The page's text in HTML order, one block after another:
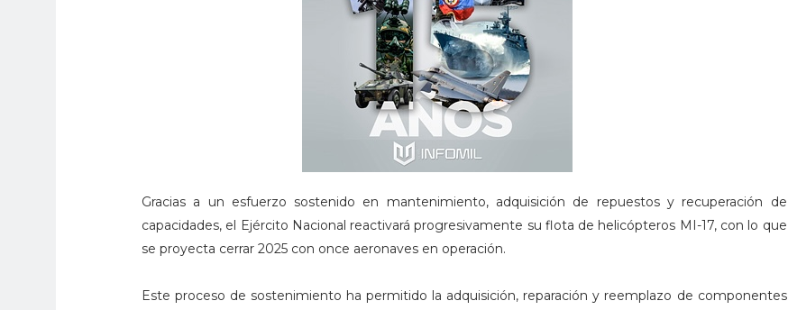
Gracias a un esfuerzo sostenido en mantenimiento, adquisición de repuestos y recuperación de
capacidades, el Ejército Nacional reactivará progresivamente su flota de helicópteros MI-17, con lo que
se proyecta cerrar 2025 con once aeronaves en operación.
Este proceso de sostenimiento ha permitido la adquisición, reparación y reemplazo de componentes